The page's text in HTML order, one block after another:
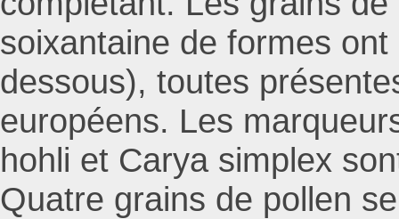
soixantaine de formes
dessous), toutes
européens. Les
hohli et Carya simplex
Quatre grains de pollen